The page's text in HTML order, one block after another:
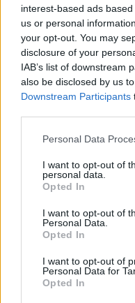
interest-based ads
us or personal
your opt-out. You may
disclosure of your
IAB’s list of downstream
also be disclosed by us
Downstream Participants
Please note that this
not limited to your visit
grant or deny consent to
use your data for below
consent section.
Personal Data
I want to opt-out of
personal data.
Opted In
I want to opt-out of
Personal Data.
Opted In
I want to opt-out of
Personal Data for
Opted In
Po zakończeniu spotkania
spotkania, a także dane
Pełny harmonogram
gr. III - terminarz.
Informacje o składach i
W miarę dostępności
aktualizujemy zależnie od
Śledź mecze swojej drużyny
Jeśli jesteś kibicem klubu
tutaj częściej. Nasz serwis
meczów, wynikach,
piłkarskichw województwie.
bądź na bieżąco z
Galicja Chmielnik -
kolejki - Rzeszów > Klasa B,